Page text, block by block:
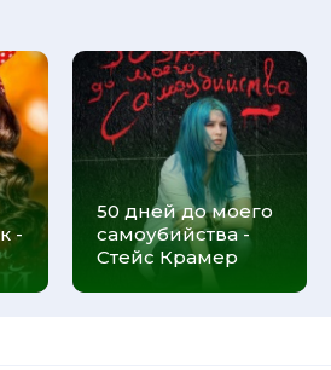
-
50 дней до моего
самоубийства -
Стейс Крамер